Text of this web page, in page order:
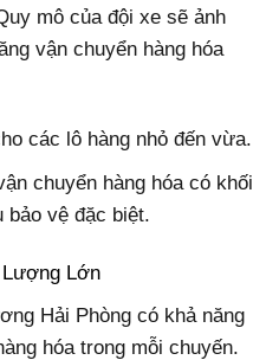
mô của đội xe sẽ ảnh
vận chuyển hàng hóa
các lô hàng nhỏ đến vừa.
chuyển hàng hóa có khối
bảo vệ đặc biệt.
Lượng Lớn
Hải Phòng có khả năng
hóa trong mỗi chuyến.